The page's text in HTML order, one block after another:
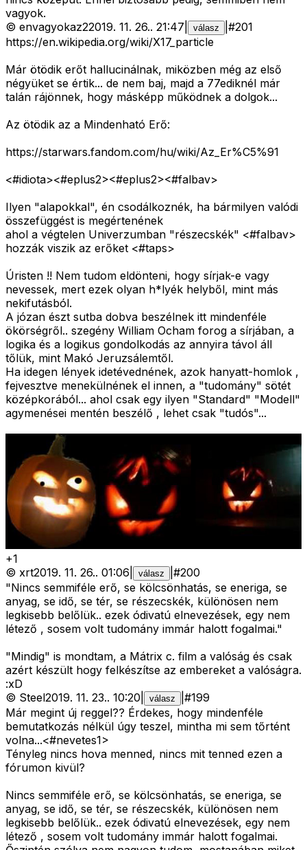
vagyok.
© envagyokaz22019. 11. 26.. 21:47 válasz #201
https://en.wikipedia.org/wiki/X17_particle
Már ötödik erőt hallucinálnak, miközben még az első
négyüket se értik... de nem baj, majd a 77ediknél már
talán rájönnek, hogy másképp működnek a dolgok...
Az ötödik az a Mindenható Erő:
https://starwars.fandom.com/hu/wiki/Az_Er%C5%91
<#idiota><#eplus2><#eplus2><#falbav>
Ilyen "alapokkal", én csodálkoznék, ha bármilyen valódi
összefüggést is megértenének
ahol a végtelen Univerzumban "részecskék" <#falbav>
hozzák viszik az erőket <#taps>
Úristen !! Nem tudom eldönteni, hogy sírjak-e vagy
nevessek, mert ezek olyan h*lyék helyből, mint más
nekifutásból.
A józan észt sutba dobva beszélnek itt mindenféle
ökörségről.. szegény William Ocham forog a sírjában, a
logika és a logikus gondolkodás az annyira távol áll
tőlük, mint Makó Jeruzsálemtől.
Ha idegen lények idetévednének, azok hanyatt-homlok ,
fejvesztve menekülnének el innen, a "tudomány" sötét
középkorából... ahol csak egy ilyen "Standard" "Modell"
agymenései mentén beszélő , lehet csak "tudós"...
+1
© xrt2019. 11. 26.. 01:06 válasz #200
"Nincs semmiféle erő, se kölcsönhatás, se eneriga, se
anyag, se idő, se tér, se részecskék, különösen nem
legkisebb belőlük.. ezek ódivatú elnevezések, egy nem
létező , sosem volt tudomány immár halott fogalmai."
"Mindig" is mondtam, a Mátrix c. film a valóság és csak
azért készült hogy felkészítse az embereket a valóságra.
:xD
© Steel2019. 11. 23.. 10:20 válasz #199
Már megint új reggel?? Érdekes, hogy mindenféle
bemutatkozás nélkül úgy teszel, mintha mi sem tőrtént
volna...<#nevetes1>
Tényleg nincs hova menned, nincs mit tenned ezen a
fórumon kivül?
Nincs semmiféle erő, se kölcsönhatás, se eneriga, se
anyag, se idő, se tér, se részecskék, különösen nem
legkisebb belőlük.. ezek ódivatú elnevezések, egy nem
létező , sosem volt tudomány immár halott fogalmai.